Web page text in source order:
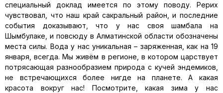
специальный доклад имеется по этому поводу. Рерих
чувствовал, что наш край сакральный район, и последние
события доказывают, что у нас своя шамбала на
Шымбулаке, и повсюду в Алматинской области обозначены
места силы. Вода у нас уникальная – заряженная, как на 19
января, всегда. Мы живём в регионе, в котором царствует
потрясающая разнообразием природа с кучей эндемиков,
не встречающихся более нигде на планете. А какая
красота вокруг нас! Посмотрите, какая зима у нас